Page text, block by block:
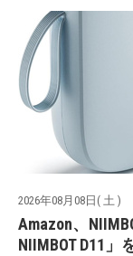
2026年08月08日( 土 )
Amazon、
NIIMBOT D11